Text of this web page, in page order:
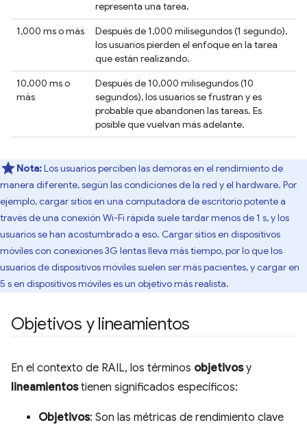
representa una tarea.
1,000 ms o más
Después de 1,000 milisegundos (1 segundo),
los usuarios pierden el enfoque en la tarea
que están realizando.
10,000 ms o
más
Después de 10,000 milisegundos (10
segundos), los usuarios se frustran y es
probable que abandonen las tareas. Es
posible que vuelvan más adelante.
Nota:Los usuarios perciben las demoras en el rendimiento de
manera diferente, según las condiciones de la red y el hardware. Por
ejemplo, cargar sitios en una computadora de escritorio potente a
través de una conexión Wi-Fi rápida suele tardar menos de 1 s, y los
usuarios se han acostumbrado a eso. Cargar sitios en dispositivos
móviles con conexiones 3G lentas lleva más tiempo, por lo que los
usuarios de dispositivos móviles suelen ser más pacientes, y cargar en
5 s en dispositivos móviles es un objetivo más realista.
Objetivos y lineamientos
En el contexto de RAIL, los términos objetivosy
lineamientostienen significados específicos:
Objetivos: Son las métricas de rendimiento clave